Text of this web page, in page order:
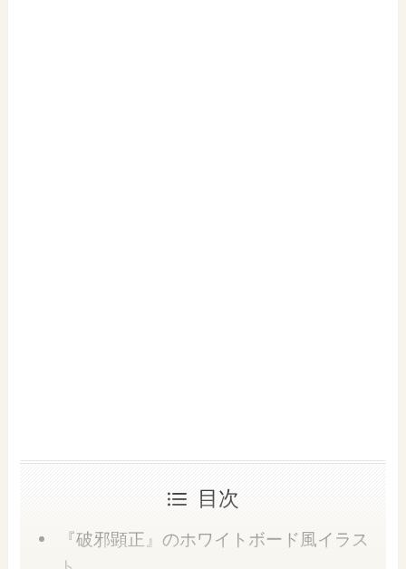
目次
『破邪顕正』のホワイトボード風イラス